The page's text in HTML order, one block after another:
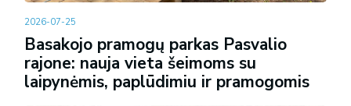
2026-07-25
Basakojo pramogų parkas Pasvalio
rajone: nauja vieta šeimoms su
laipynėmis, paplūdimiu ir pramogomis